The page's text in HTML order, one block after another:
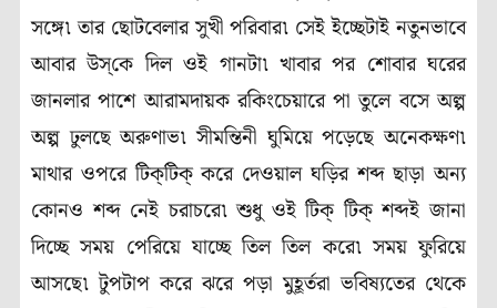
সঙ্গে৷ তার ছোটবেলার সুখী পরিবার৷ সেই ইচ্ছেটাই নতুনভাবে
আবার উস্‌কে দিল ওই গানটা৷ খাবার পর শোবার ঘরের
জানলার পাশে আরামদায়ক রকিংচেয়ারে পা তুলে বসে অল্প
অল্প ঢুলছে অরুণাভ৷ সীমন্তিনী ঘুমিয়ে পড়েছে অনেকক্ষণ৷
মাথার ওপরে টিক্‌টিক্‌ করে দেওয়াল ঘড়ির শব্দ ছাড়া অন্য
কোনও শব্দ নেই চরাচরে৷ শুধু ওই টিক্‌ টিক্‌ শব্দই জানা
দিচ্ছে সময় পেরিয়ে যাচ্ছে তিল তিল করে৷ সময় ফুরিয়ে
আসছে৷ টুপটাপ করে ঝরে পড়া মুহূর্তরা ভবিষ্যতের থেকে